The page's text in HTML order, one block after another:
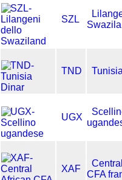
SZL
TND
UGX
XAF
CFA